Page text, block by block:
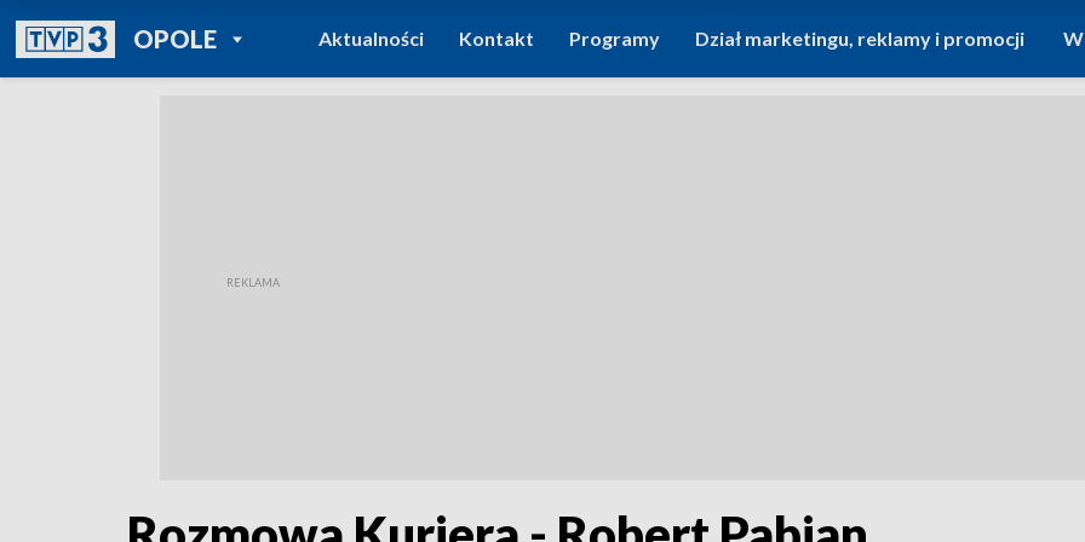
OPOLEPOWRÓT DO
TVP REGIONY
Aktualności Kontakt Programy Dział marketingu, reklamy i promocji